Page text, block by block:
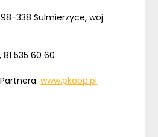
98-338 Sulmierzyce, woj.
535 60 60
www.pkobp.pl